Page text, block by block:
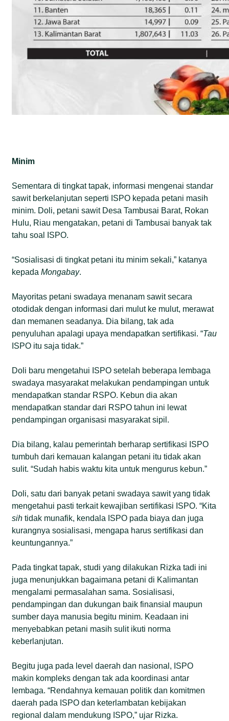
Minim
Sementara di tingkat tapak, informasi mengenai standar
sawit berkelanjutan seperti ISPO kepada petani masih
minim. Doli, petani sawit Desa Tambusai Barat, Rokan
Hulu, Riau mengatakan, petani di Tambusai banyak tak
tahu soal ISPO.
“Sosialisasi di tingkat petani itu minim sekali,” katanya
kepadaMongabay.
Mayoritas petani swadaya menanam sawit secara
otodidak dengan informasi dari mulut ke mulut, merawat
dan memanen seadanya. Dia bilang, tak ada
penyuluhan apalagi upaya mendapatkan sertifikasi. “Tau
ISPO itu saja tidak.”
Doli baru mengetahui ISPO setelah beberapa lembaga
swadaya masyarakat melakukan pendampingan untuk
mendapatkan standar RSPO. Kebun dia akan
mendapatkan standar dari RSPO tahun ini lewat
pendampingan organisasi masyarakat sipil.
Dia bilang, kalau pemerintah berharap sertifikasi ISPO
tumbuh dari kemauan kalangan petani itu tidak akan
sulit. “Sudah habis waktu kita untuk mengurus kebun.”
Doli, satu dari banyak petani swadaya sawit yang tidak
mengetahui pasti terkait kewajiban sertifikasi ISPO. “Kita
sihtidak munafik, kendala ISPO pada biaya dan juga
kurangnya sosialisasi, mengapa harus sertifikasi dan
keuntungannya.”
Pada tingkat tapak, studi yang dilakukan Rizka tadi ini
juga menunjukkan bagaimana petani di Kalimantan
mengalami permasalahan sama. Sosialisasi,
pendampingan dan dukungan baik finansial maupun
sumber daya manusia begitu minim. Keadaan ini
menyebabkan petani masih sulit ikuti norma
keberlanjutan.
Begitu juga pada level daerah dan nasional, ISPO
makin kompleks dengan tak ada koordinasi antar
lembaga. “Rendahnya kemauan politik dan komitmen
daerah pada ISPO dan keterlambatan kebijakan
regional dalam mendukung ISPO,” ujar Rizka.